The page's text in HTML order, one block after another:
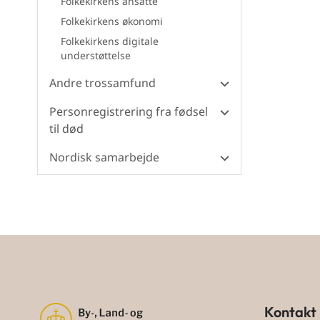
Folkekirkens økonomi
Folkekirkens digitale
understøttelse
Andre trossamfund
Personregistrering fra fødsel
til død
Nordisk samarbejde
Kontakt